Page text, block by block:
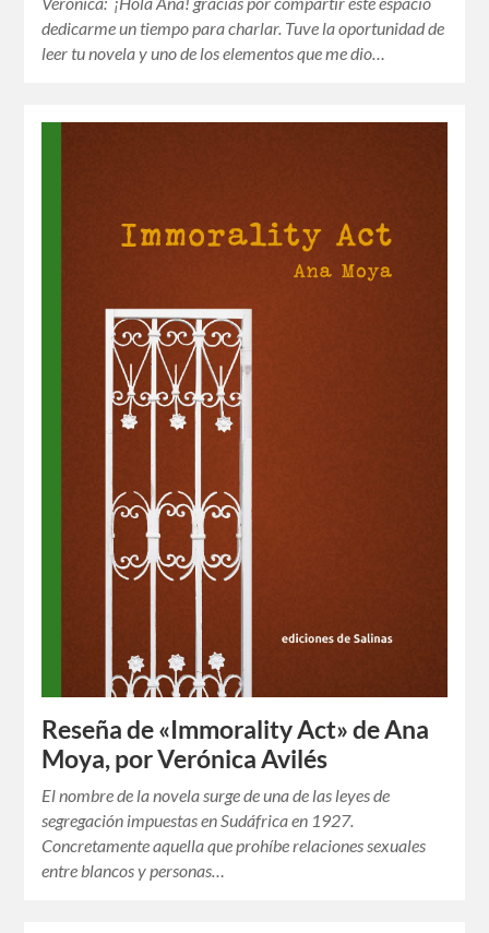
dedicarme un tiempo para charlar. Tuve la oportunidad de
leer tu novela y uno de los elementos que me dio…
Reseña de «Immorality Act» de Ana
Moya, por Verónica Avilés
El nombre de la novela surge de una de las leyes de
segregación impuestas en Sudáfrica en 1927.
Concretamente aquella que prohíbe relaciones sexuales
entre blancos y personas…